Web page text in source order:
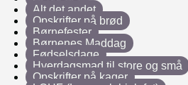
Alt det andet
Opskrifter på brød
Børnefester
Børnenes Maddag
Fødselsdage
Hverdagsmad til store og små
Opskrifter på kager